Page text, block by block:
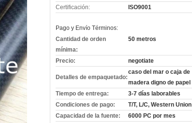
Certificación:
ISO9001
Pago y Envío Términos:
Cantidad de orden
mínima:
50 metros
Precio: negotiate
Detalles de empaquetado:
caso del mar o caja de
madera digno de papel
Tiempo de entrega:
3-7 días laborables
Condiciones de pago:
T/T, L/C, Western Union
Capacidad de la fuente:
6000 PC por mes